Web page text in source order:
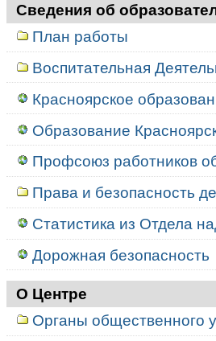
Сведения об
План работы
Воспитательная
Красноярское
Образование
Профсоюз работников
Права и безопасность
Статистика из Отдела
Дорожная безопасность
О Центре
Органы общественного